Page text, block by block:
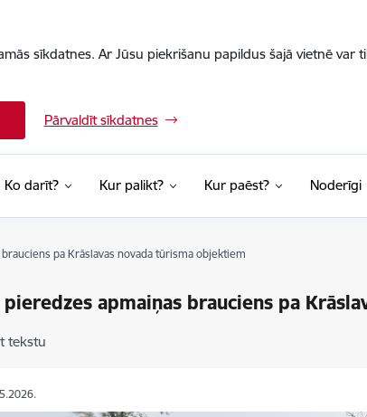
sīkdatnes. Ar Jūsu piekrišanu papildus šajā vietnē
Pārvaldīt sīkdatnes
Ko darīt? Kur palikt? Kur paēst? Noderīgi
pa Krāslavas novada tūrisma objektiem
apmaiņas brauciens pa
tekstu